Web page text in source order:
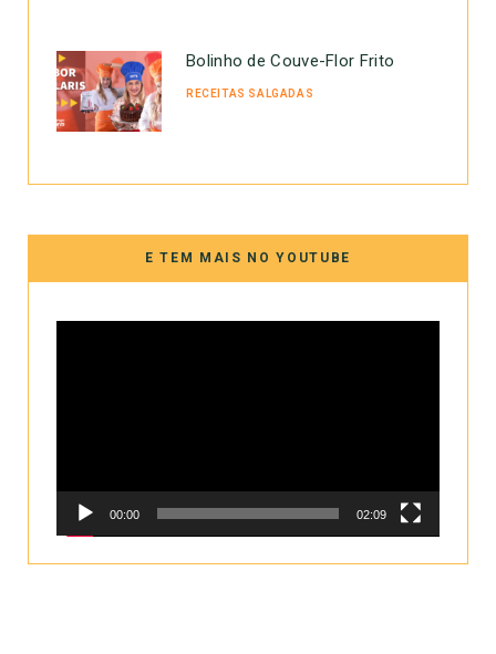
Bolinho de Couve-Flor Frito
RECEITAS SALGADAS
E TEM MAIS NO YOUTUBE
00:00 02:09